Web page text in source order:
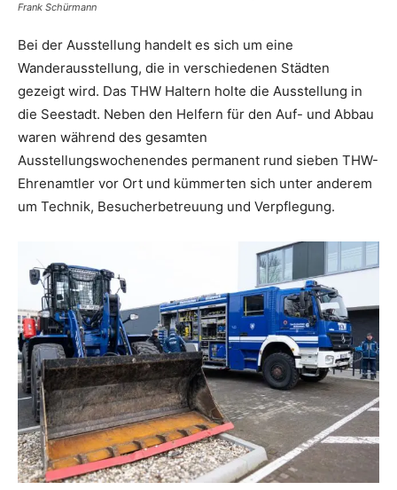
Frank Schürmann
Bei der Ausstellung handelt es sich um eine
Wanderausstellung, die in verschiedenen Städten
gezeigt wird. Das THW Haltern holte die Ausstellung in
die Seestadt. Neben den Helfern für den Auf- und Abbau
waren während des gesamten
Ausstellungswochenendes permanent rund sieben THW-
Ehrenamtler vor Ort und kümmerten sich unter anderem
um Technik, Besucherbetreuung und Verpflegung.